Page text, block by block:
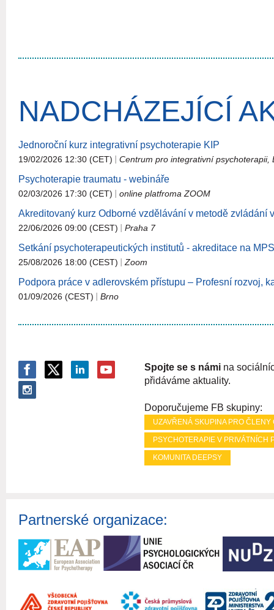
NADCHÁZEJÍCÍ
Jednoroční kurz integrativní psychoterapie KIP
19/02/2026 12:30 (CET) Centrum pro integrativní psychoterapii,
Psychoterapie traumatu - webináře
02/03/2026 17:30 (CET) online platfroma ZOOM
Akreditovaný kurz Odborné vzdělávání v metodě zvládání
22/06/2026 09:00 (CEST) Praha 7
Setkání psychoterapeutických institutů - akreditace na
25/08/2026 18:00 (CEST) Zoom
Podpora práce v adlerovském přístupu – Profesní rozvoj,
01/09/2026 (CEST) Brno
Spojte se s námi na
přidáváme aktuality.
Doporučujeme FB skupiny:
UZAVŘENÁ SKUPINA PRO
PSYCHOTERAPIE V PRIVÁTNÍCH
KOMUNITA DEEPSY
Partnerské organizace: